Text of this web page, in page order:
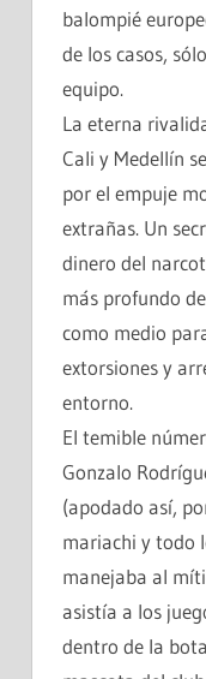
balompié
de los casos,
equipo.
La eterna
Cali y Medellín
por el empuje
extrañas. Un
dinero del
más profundo
como medio
extorsiones y
entorno.
El temible
Gonzalo
(apodado así,
mariachi y todo
manejaba al
asistía a los
dentro de la